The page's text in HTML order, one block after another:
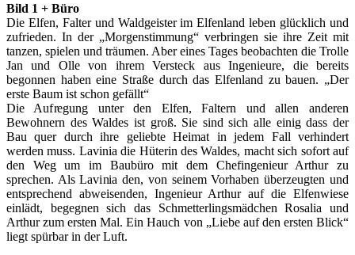
Bild 1 + Büro
Die Elfen, Falter und Waldgeister im Elfenland leben glücklich und
zufrieden. In der „Morgenstimmung“ verbringen sie ihre Zeit mit
tanzen, spielen und träumen. Aber eines Tages beobachten die Trolle
Jan und Olle von ihrem Versteck aus Ingenieure, die bereits
begonnen haben eine Straße durch das Elfenland zu bauen. „Der
erste Baum ist schon gefällt“
Die Aufregung unter den Elfen, Faltern und allen anderen
Bewohnern des Waldes ist groß. Sie sind sich alle einig dass der
Bau quer durch ihre geliebte Heimat in jedem Fall verhindert
werden muss. Lavinia die Hüterin des Waldes, macht sich sofort auf
den Weg um im Baubüro mit dem Chefingenieur Arthur zu
sprechen. Als Lavinia den, von seinem Vorhaben überzeugten und
entsprechend abweisenden, Ingenieur Arthur auf die Elfenwiese
einlädt, begegnen sich das Schmetterlingsmädchen Rosalia und
Arthur zum ersten Mal. Ein Hauch von „Liebe auf den ersten Blick“
liegt spürbar in der Luft.